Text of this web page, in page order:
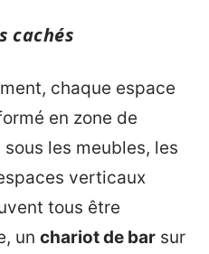
cachés
chaque espace
en zone de
les meubles, les
verticaux
tous être
un chariot de bar sur